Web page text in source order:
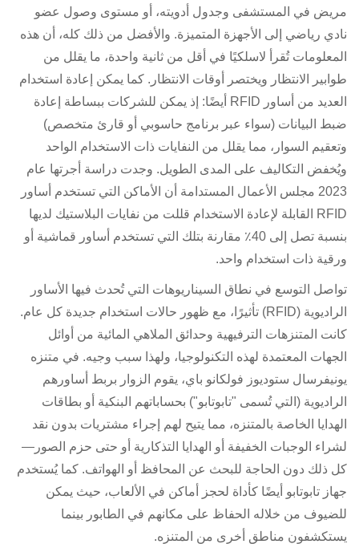
مريض في المستشفى وجدول أدويته، أو مستوى وصول عضو
نادي رياضي إلى الأجهزة المتميزة. والأفضل من ذلك كله، أن هذه
المعلومات تُقرأ لاسلكيًا في أقل من ثانية واحدة، ما يقلل من
طوابير الانتظار ويختصر أوقات الانتظار. كما يمكن إعادة استخدام
العديد من أساور RFID أيضًا: إذ يمكن للشركات ببساطة إعادة
ضبط البيانات (سواء عبر برنامج حاسوبي أو قارئ متخصص)
وتعقيم السوار، مما يقلل من النفايات ذات الاستخدام الواحد
ويُخفض التكاليف على المدى الطويل. وجدت دراسة أجرتها عام
2023 مجلس الأعمال المستدامة أن الأماكن التي تستخدم أساور
RFID القابلة لإعادة الاستخدام قللت من نفايات البلاستيك لديها
بنسبة تصل إلى 40٪ مقارنة بتلك التي تستخدم أساور قماشية أو
ورقية ذات استخدام واحد.
تواصل التوسع في نطاق السيناريوهات التي تُحدث فيها الأساور
الراديوية (RFID) تأثيرًا، مع ظهور حالات استخدام جديدة كل عام.
كانت المتنزهات الترفيهية وحدائق الملاهي المائية من أوائل
الجهات المعتمدة لهذه التكنولوجيا، ولهذا سبب وجيه. في متنزه
يونيفرسال ستوديوز فولكانو باي، يقوم الزوار بربط أساورهم
الراديوية (التي تُسمى "تابوتابو") بحساباتهم البنكية أو بطاقات
الهدايا الخاصة بالمتنزه، مما يتيح لهم إجراء مشتريات بدون نقد
لشراء الوجبات الخفيفة أو الهدايا التذكارية أو حتى حزم الصور—
كل ذلك دون الحاجة للبحث عن المحافظ أو الهواتف. كما يُستخدم
جهاز تابوتابو أيضًا كأداة لحجز أماكن في الألعاب، حيث يمكن
للضيوف من خلاله الحفاظ على مكانهم في الطابور بينما
يستكشفون مناطق أخرى من المتنزه.